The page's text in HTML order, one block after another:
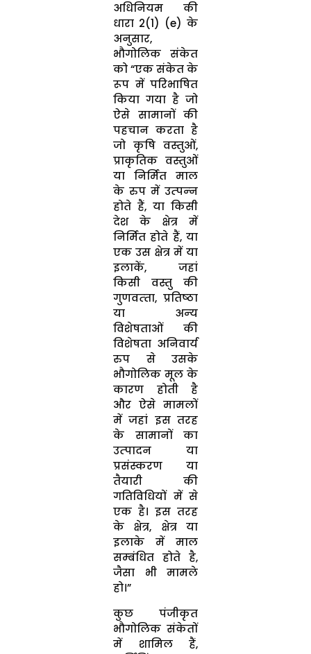
अधिनियम की
धारा 2(1) (e) के
अनुसार,
भौगोलिक संकेत
को “एक संकेत के
रूप में परिभाषित
किया गया है जो
ऐसे सामानों की
पहचान करता है
जो कृषि वस्‍तुओं,
प्राकृतिक वस्‍तुओं
या निर्मित माल
के रुप में उत्‍पन्‍न
होते हैं, या किसी
देश के क्षेत्र में
निर्मित होते हैं, या
एक उस क्षेत्र में या
इलाकें, जहां
किसी वस्‍तु की
गुणवत्‍ता, प्रतिष्‍ठा
या अन्‍य
विशेषताओं की
विशेषता अनिवार्य
रुप से उसके
भौगोलिक मूल के
कारण होती है
और ऐसे मामलों
में जहां इस तरह
के सामानों का
उत्‍पादन या
प्रसंस्‍करण या
तैयारी की
गतिविधियों में से
एक है। इस तरह
के क्षेत्र, क्षेत्र या
इलाके में माल
सम्‍बंधित होते है,
जैसा भी मामले
हो।”
कुछ पंजीकृत
भौगोलिक संकेतों
में शामिल हैं,